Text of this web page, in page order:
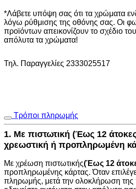
ποσότητα
*Λάβετε υπόψη σας ότι τα χρώματα
λόγω ρύθμισης της οθόνης σας. Οι
προϊόντων απεικονίζουν το σχέδιο
απόλυτα τα χρώματα!
Τηλ. Παραγγελίες 2333025517
Τρόποι πληρωμής
1. Με πιστωτική (Έως 12
χρεωστική ή προπληρωμένη
Με χρέωση πιστωτικής(Έως 12
προπληρωμένης κάρτας. Όταν
πληρωμής, μετά την ολοκλήρωση της